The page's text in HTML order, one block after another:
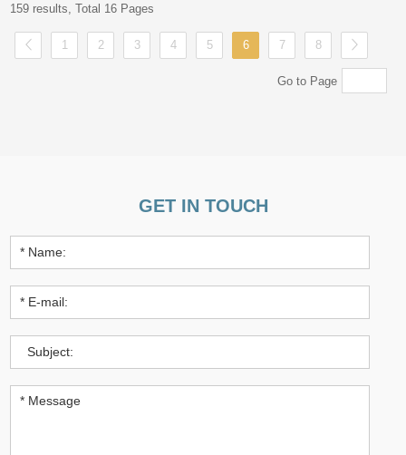
159 results, Total 16 Pages
1 2 3 4 5 6 7 8
Go to Page
GET IN TOUCH